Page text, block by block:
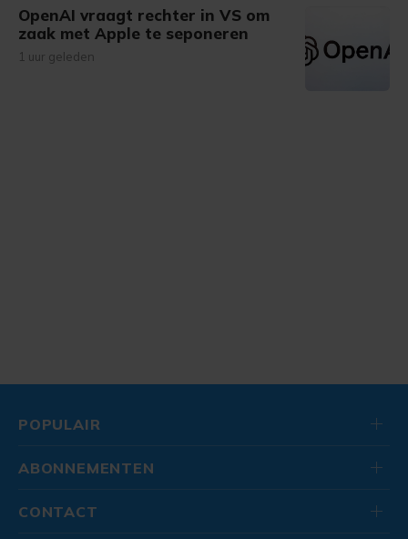
OpenAI vraagt rechter in VS om
zaak met Apple te seponeren
1 uur geleden
POPULAIR
ABONNEMENTEN
CONTACT